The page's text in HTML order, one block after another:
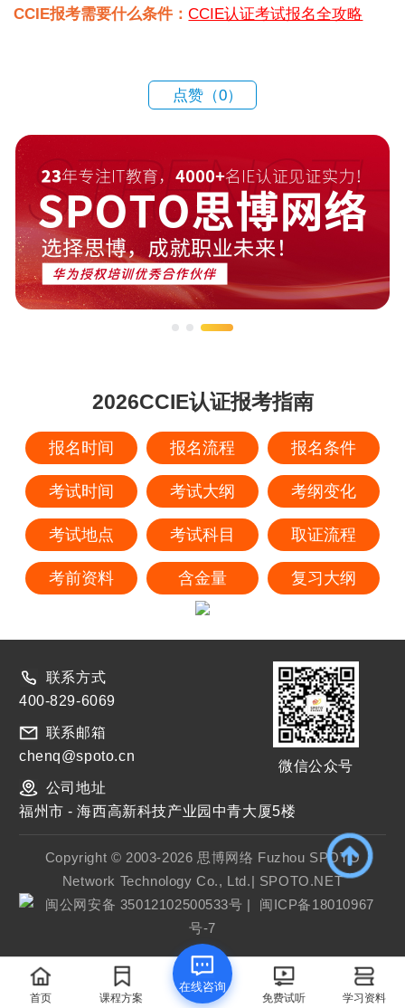
CCIE报考需要什么条件：CCIE认证考试报名全攻略
点赞（0）
2026CCIE认证报考指南
报名时间 报名流程 报名条件
考试时间 考试大纲 考纲变化
考试地点 考试科目 取证流程
考前资料 含金量 复习大纲
联系方式
400-829-6069
联系邮箱
chenq@spoto.cn
公司地址
微信公众号
福州市 - 海西高新科技产业园中青大厦5楼
Copyright © 2003-2026 思博网络 Fuzhou SPOTO
Network Technology Co., Ltd.| SPOTO.NET
闽公网安备 35012102500533号 | 闽ICP备18010967
号-7
首页 课程方案
在线咨询
免费试听 学习资料